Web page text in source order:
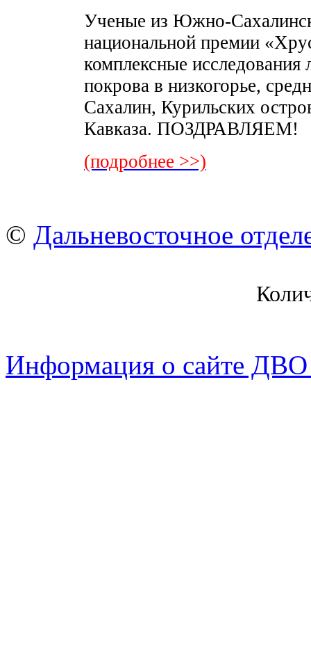
Ученые из Южно-
национальной премии
комплексные исследования
покрова в низкогорье,
Сахалин, Курильских
Кавказа. ПОЗДРАВЛЯЕМ!
(подробнее >>)
© Дальневосточное
Информация о сайте